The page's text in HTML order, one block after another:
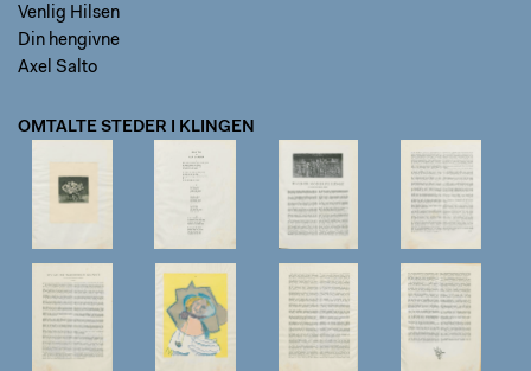
Venlig Hilsen
Din hengivne
Axel Salto
OMTALTE STEDER I KLINGEN